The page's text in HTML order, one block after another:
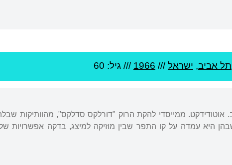
תל אביב, ישראל///
1966 /// גיל: 60
אוטודידקט. ממייסדי להקת הרוק "דורלקס סדלקס", מהוותיקות
1986, שבהן היא עמדה על קו התפר שבין מוזיקה למיצג, בדקה